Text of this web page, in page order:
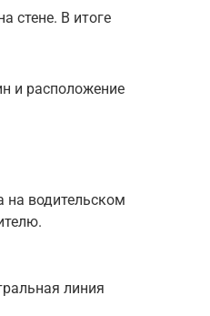
стене. В итоге
и расположение
водительском
линия